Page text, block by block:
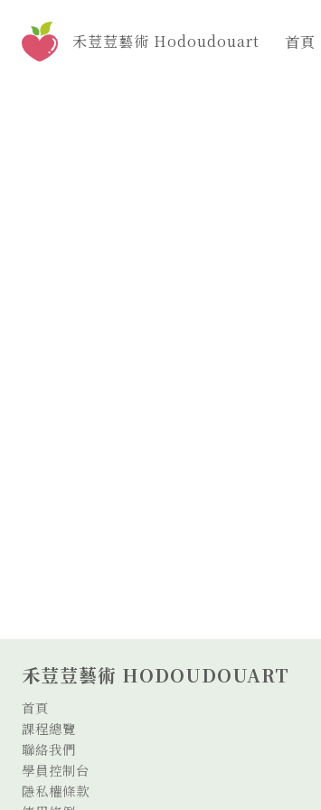
content
禾荳荳藝術 Hodoudouart 首頁
禾荳荳藝術 HODOUDOUART
首頁
課程總覽
聯絡我們
學員控制台
隱私權條款